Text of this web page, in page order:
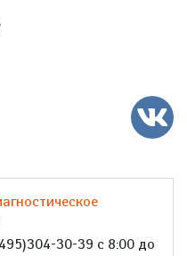
30-39 с 8:00 до